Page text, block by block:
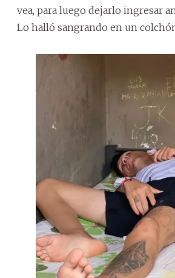
vea, para luego dejarlo ingresar
Lo halló sangrando en un